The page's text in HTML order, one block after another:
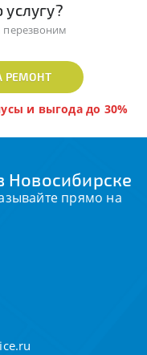
перезвоним
РЕМОНТ
и выгода до 30%
Новосибирске
прямо на